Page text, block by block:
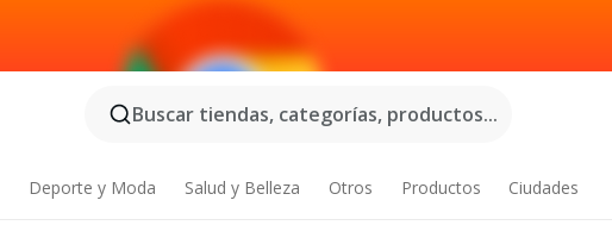
Buscar tiendas, categorías, productos...
Deporte y Moda Salud y Belleza Otros Productos Ciudades